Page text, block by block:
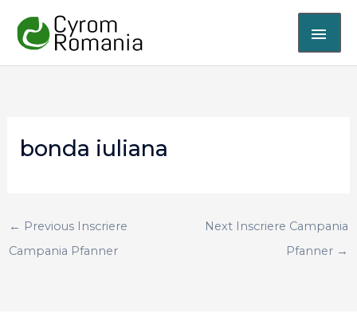
content
bonda iuliana
← Previous Inscriere
Campania Pfanner
Next Inscriere Campania
Pfanner →